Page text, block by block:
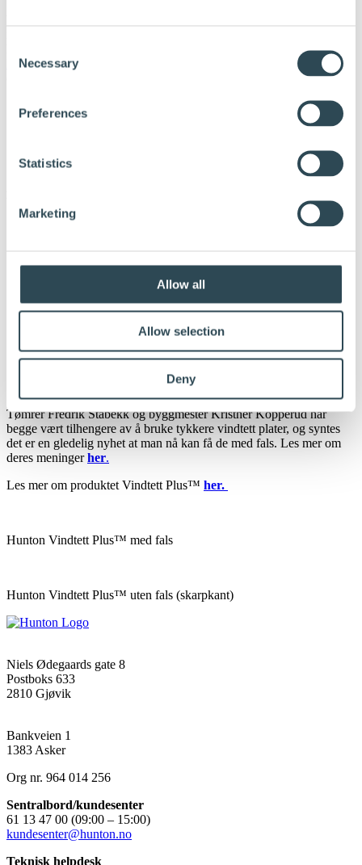
Selection
Necessary
Preferences
Statistics
Marketing
Allow all
Allow selection
Deny
Hunton Vindtett
Plus™, hvor du kan få plater med 19 mm eller 25 mm tykkelse, med
-Dette er en gledelig nyhet. Å jobbe med fals øker
sannsynligheten for en god skjøt. I tillegg kan man
Stebekk.
Kan stå utildekket i inntil 6 mnd., tolags-tetting ikke
Trefiberplate med hygroskopiske egenskaper
En kuldebrobrytende vindsperre
Så vindavstivende at skråbånd normalt er ikke nødvendig
Produsert på Gjøvik av kortreist treflis, en naturlig og
fornybar råvare fra miljøsertifisert skog
Teknisk godkjenning fra SINTEF Certification
Tømrer Fredrik Stabekk og byggmester Kristher Kopperud har
begge vært tilhengere av å bruke tykkere vindtett plater, og syntes
det er en gledelig nyhet at man nå kan få de med fals. Les mer om
deres meningerher.
Les mer om produktet Vindtett Plus™ her.
Hunton Vindtett Plus™ med fals
Hunton Vindtett Plus™ uten fals (skarpkant)
Niels Ødegaards gate 8
Postboks 633
2810 Gjøvik
Bankveien 1
1383 Asker
Org nr. 964 014 256
Sentralbord/kundesenter
61 13 47 00 (09:00 – 15:00)
kundesenter@hunton.no
Teknisk helpdesk